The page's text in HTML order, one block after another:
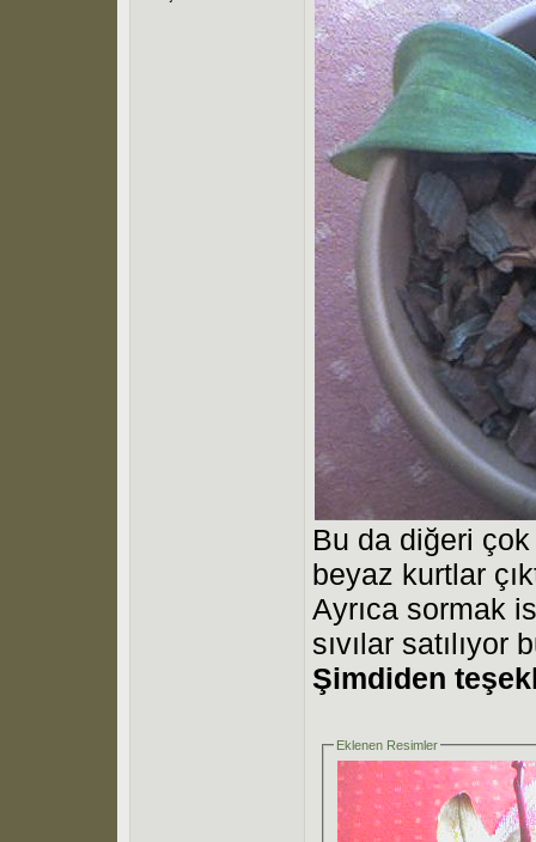
Bu da diğeri
beyaz kurtlar
Ayrıca sormak
sıvılar
Şimdiden
Eklenen Resimler